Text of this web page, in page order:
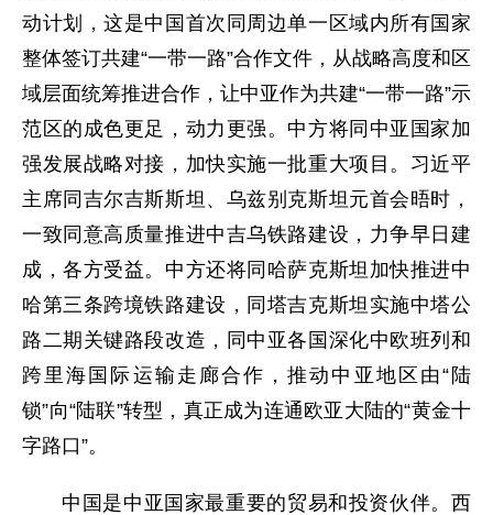
动计划，这是中国首次同周边单一区域内所有国家
整体签订共建“一带一路”合作文件，从战略高度和区
域层面统筹推进合作，让中亚作为共建“一带一路”示
范区的成色更足，动力更强。中方将同中亚国家加
强发展战略对接，加快实施一批重大项目。习近平
主席同吉尔吉斯斯坦、乌兹别克斯坦元首会晤时，
一致同意高质量推进中吉乌铁路建设，力争早日建
成，各方受益。中方还将同哈萨克斯坦加快推进中
哈第三条跨境铁路建设，同塔吉克斯坦实施中塔公
路二期关键路段改造，同中亚各国深化中欧班列和
跨里海国际运输走廊合作，推动中亚地区由“陆
锁”向“陆联”转型，真正成为连通欧亚大陆的“黄金十
字路口”。
中国是中亚国家最重要的贸易和投资伙伴。西